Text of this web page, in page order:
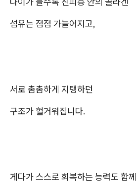
섬유는 점점 가늘어지고,
서로 촘촘하게 지탱하던
구조가 헐거워집니다.
게다가 스스로 회복하는 능력도 함께